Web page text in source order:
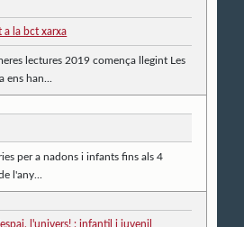
a la bct xarxa
lectures 2019 comença llegint Les
ens han...
per a nadons i infants fins als 4
l'any...
l'univers! : infantil i juvenil